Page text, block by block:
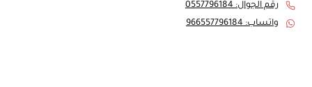
رقم الجوال: 0557796184
واتساب: 966557796184